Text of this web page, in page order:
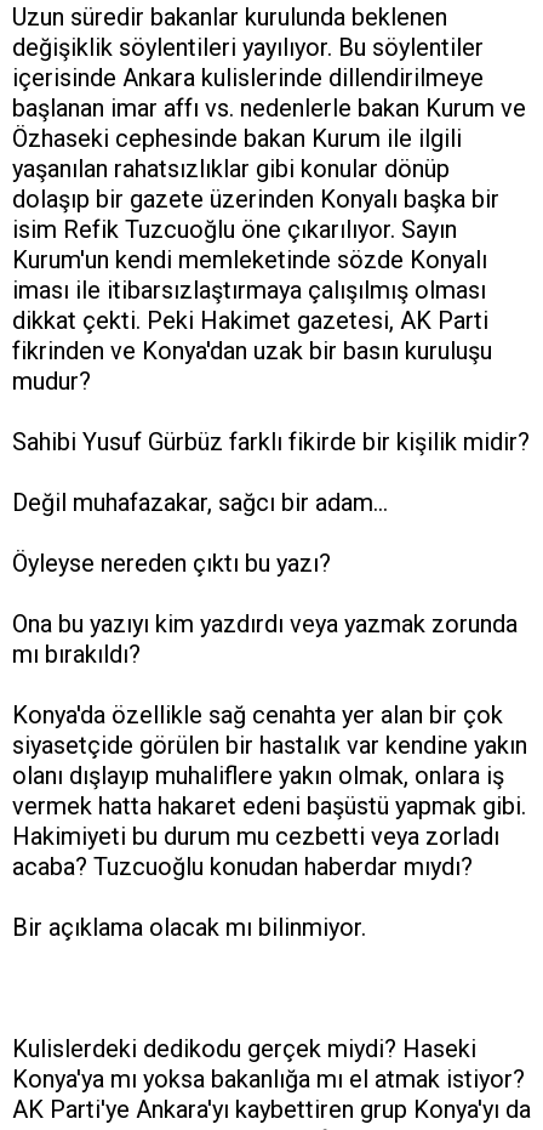
Uzun süredir bakanlar kurulunda beklenen
değişiklik söylentileri yayılıyor. Bu söylentiler
içerisinde Ankara kulislerinde dillendirilmeye
başlanan imar affı vs. nedenlerle bakan Kurum ve
Özhaseki cephesinde bakan Kurum ile ilgili
yaşanılan rahatsızlıklar gibi konular dönüp
dolaşıp bir gazete üzerinden Konyalı başka bir
isim Refik Tuzcuoğlu öne çıkarılıyor. Sayın
Kurum'un kendi memleketinde sözde Konyalı
iması ile itibarsızlaştırmaya çalışılmış olması
dikkat çekti. Peki Hakimet gazetesi, AK Parti
fikrinden ve Konya'dan uzak bir basın kuruluşu
mudur?
Sahibi Yusuf Gürbüz farklı fikirde bir kişilik midir?
Değil muhafazakar, sağcı bir adam...
Öyleyse nereden çıktı bu yazı?
Ona bu yazıyı kim yazdırdı veya yazmak zorunda
mı bırakıldı?
Konya'da özellikle sağ cenahta yer alan bir çok
siyasetçide görülen bir hastalık var kendine yakın
olanı dışlayıp muhaliflere yakın olmak, onlara iş
vermek hatta hakaret edeni başüstü yapmak gibi.
Hakimiyeti bu durum mu cezbetti veya zorladı
acaba? Tuzcuoğlu konudan haberdar mıydı?
Bir açıklama olacak mı bilinmiyor.
Kulislerdeki dedikodu gerçek miydi? Haseki
Konya'ya mı yoksa bakanlığa mı el atmak istiyor?
AK Parti'ye Ankara'yı kaybettiren grup Konya'yı da